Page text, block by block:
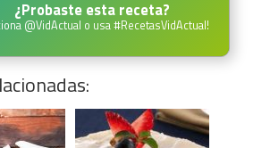
¿Probaste esta receta?
@VidActual o usa#RecetasVidActual!